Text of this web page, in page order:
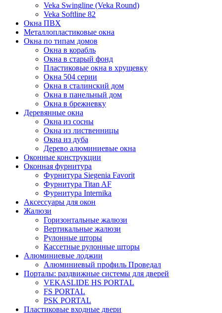
Veka Swingline (Veka Round)
Veka Softline 82
Окна ПВХ
Металлопластиковые окна
Окна по типам домов
Окна в корабль
Окна в старый фонд
Пластиковые окна в хрущевку
Окна 504 серии
Окна в сталинский дом
Окна в панельный дом
Окна в брежневку
Деревянные окна
Окна из сосны
Окна из лиственницы
Окна из дуба
Дерево алюминиевые окна
Оконные конструкции
Оконная фурнитура
Фурнитура Siegenia Favorit
Фурнитура Titan AF
Фурнитура Internika
Аксессуары для окон
Жалюзи
Горизонтальные жалюзи
Вертикальные жалюзи
Рулонные шторы
Кассетные рулонные шторы
Алюминиевые лоджии
Алюминиевый профиль Проведал
Порталы: раздвижные системы для дверей
VEKASLIDE HS PORTAL
FS PORTAL
PSK PORTAL
Пластиковые входные двери